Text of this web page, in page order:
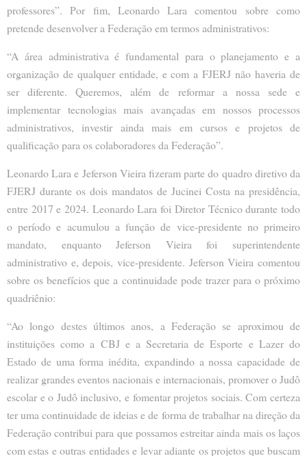
professores”. Por fim, Leonardo Lara comentou sobre como
pretende desenvolver a Federação em termos administrativos:
“A área administrativa é fundamental para o planejamento e a
organização de qualquer entidade, e com a FJERJ não haveria de
ser diferente. Queremos, além de reformar a nossa sede e
implementar tecnologias mais avançadas em nossos processos
administrativos, investir ainda mais em cursos e projetos de
qualificação para os colaboradores da Federação”.
Leonardo Lara e Jeferson Vieira fizeram parte do quadro diretivo da
FJERJ durante os dois mandatos de Jucinei Costa na presidência,
entre 2017 e 2024. Leonardo Lara foi Diretor Técnico durante todo
o período e acumulou a função de vice-presidente no primeiro
mandato, enquanto Jeferson Vieira foi superintendente
administrativo e, depois, vice-presidente. Jeferson Vieira comentou
sobre os benefícios que a continuidade pode trazer para o próximo
quadriênio:
“Ao longo destes últimos anos, a Federação se aproximou de
instituições como a CBJ e a Secretaria de Esporte e Lazer do
Estado de uma forma inédita, expandindo a nossa capacidade de
realizar grandes eventos nacionais e internacionais, promover o Judô
escolar e o Judô inclusivo, e fomentar projetos sociais. Com certeza
ter uma continuidade de ideias e de forma de trabalhar na direção da
Federação contribui para que possamos estreitar ainda mais os laços
com estas e outras entidades e levar adiante os projetos que buscam